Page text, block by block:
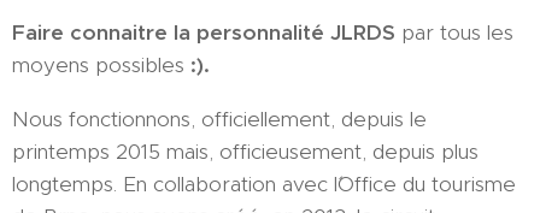
Faire connaitre la personnalité JLRDS par tous les
moyens possibles :).
Nous fonctionnons, officiellement, depuis le
printemps 2015 mais, officieusement, depuis plus
longtemps. En collaboration avec l´Office du tourisme